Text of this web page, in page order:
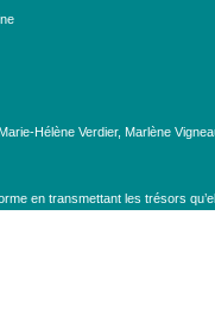
Hélène Verdier, Marlène
en transmettant les trésors